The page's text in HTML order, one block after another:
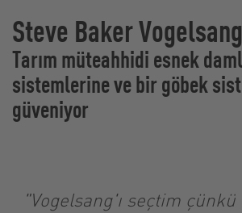
Steve Baker
Tarım müteahhidi esnek
sistemlerine ve bir göbek
güveniyor
"Vogelsang'ı seçtim